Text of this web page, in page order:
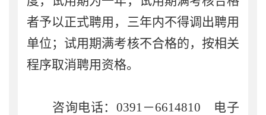
者予以正式聘用 ，三年内不得调出聘用
单位；试用期满考核不合格的，按相关
程序取消聘用资格。
咨询电话： 0391－6614810
电子